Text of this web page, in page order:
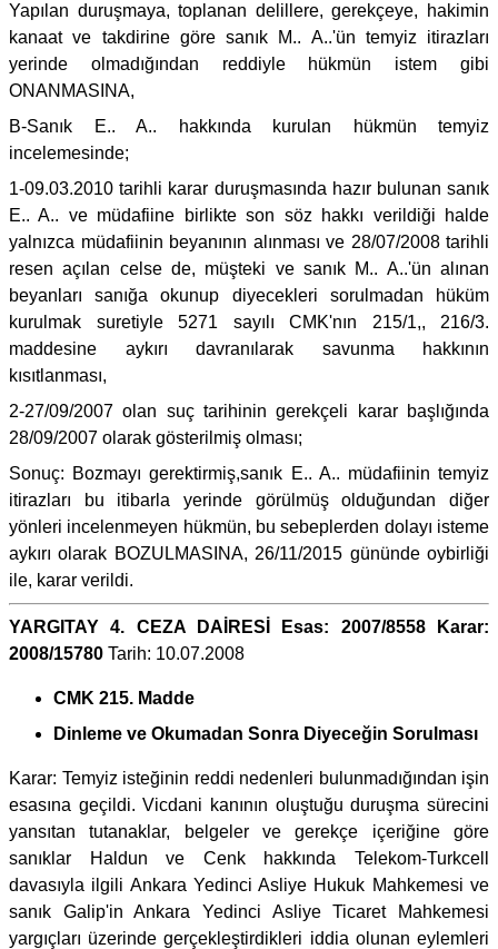
Yapılan duruşmaya, toplanan delillere, gerekçeye, hakimin
kanaat ve takdirine göre sanık M.. A..'ün temyiz itirazları
yerinde olmadığından reddiyle hükmün istem gibi
ONANMASINA,
B-Sanık E.. A.. hakkında kurulan hükmün temyiz
incelemesinde;
1-09.03.2010 tarihli karar duruşmasında hazır bulunan sanık
E.. A.. ve müdafiine birlikte son söz hakkı verildiği halde
yalnızca müdafiinin beyanının alınması ve 28/07/2008 tarihli
resen açılan celse de, müşteki ve sanık M.. A..'ün alınan
beyanları sanığa okunup diyecekleri sorulmadan hüküm
kurulmak suretiyle 5271 sayılı CMK'nın 215/1,, 216/3.
maddesine aykırı davranılarak savunma hakkının
kısıtlanması,
2-27/09/2007 olan suç tarihinin gerekçeli karar başlığında
28/09/2007 olarak gösterilmiş olması;
Sonuç: Bozmayı gerektirmiş,sanık E.. A.. müdafiinin temyiz
itirazları bu itibarla yerinde görülmüş olduğundan diğer
yönleri incelenmeyen hükmün, bu sebeplerden dolayı isteme
aykırı olarak BOZULMASINA, 26/11/2015 gününde oybirliği
ile, karar verildi.
YARGITAY 4. CEZA DAİRESİ Esas: 2007/8558 Karar:
2008/15780 Tarih: 10.07.2008
CMK 215. Madde
Dinleme ve Okumadan Sonra Diyeceğin Sorulması
Karar: Temyiz isteğinin reddi nedenleri bulunmadığından işin
esasına geçildi. Vicdani kanının oluştuğu duruşma sürecini
yansıtan tutanaklar, belgeler ve gerekçe içeriğine göre
sanıklar Haldun ve Cenk hakkında Telekom-Turkcell
davasıyla ilgili Ankara Yedinci Asliye Hukuk Mahkemesi ve
sanık Galip'in Ankara Yedinci Asliye Ticaret Mahkemesi
yargıçları üzerinde gerçekleştirdikleri iddia olunan eylemleri